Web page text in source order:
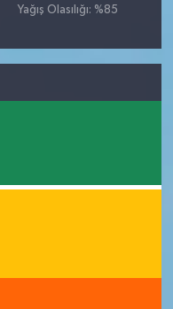
Yağış Olasılığı: %85